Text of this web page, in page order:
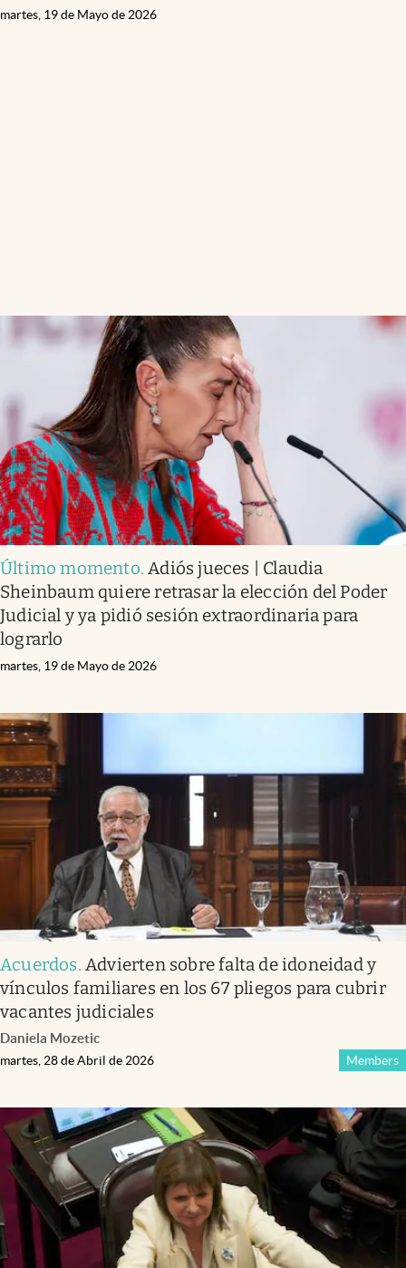
martes, 19 de Mayo de 2026
Último momento.Adiós jueces | Claudia
Sheinbaum quiere retrasar la elección del Poder
Judicial y ya pidió sesión extraordinaria para
lograrlo
martes, 19 de Mayo de 2026
Acuerdos.Advierten sobre falta de idoneidad y
vínculos familiares en los 67 pliegos para cubrir
vacantes judiciales
Daniela Mozetic
Members
martes, 28 de Abril de 2026